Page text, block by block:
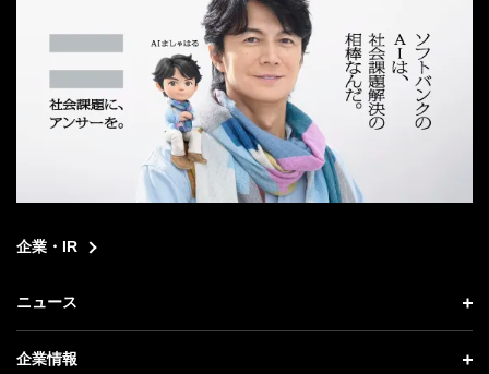
企業・IR
ニュース
ニュース トップ
企業情報